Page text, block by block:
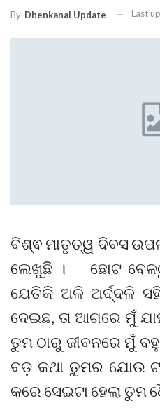
By Dhenkanal Update Last
ବିଶ୍ଵ ମାତୃତ୍ୱ ଦିବସ
ଲେଖୁଛି । ଛୋଟ
ଯେତିକି ଅଳି ଅର୍ଦ୍ଦଳି
ଦେଇଛ, ତା ଆଗରେ ମୁଁ
ତୁମ ଠାରୁ ଜୀବନରେ ମୁଁ
ବଡ଼ କଥା ତୁମର ଯୋଉ
କରେ ସେଇଟା ହେଲା ତୁମ